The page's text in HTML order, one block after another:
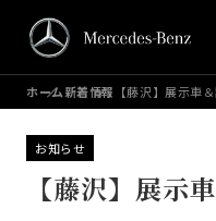
ホーム新着情報 【藤沢】展示車
お知らせ
【藤沢】展示